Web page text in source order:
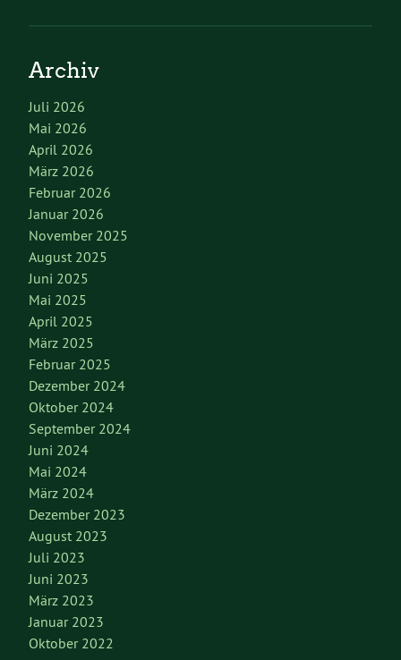
Archiv
Juli 2026
Mai 2026
April 2026
März 2026
Februar 2026
Januar 2026
November 2025
August 2025
Juni 2025
Mai 2025
April 2025
März 2025
Februar 2025
Dezember 2024
Oktober 2024
September 2024
Juni 2024
Mai 2024
März 2024
Dezember 2023
August 2023
Juli 2023
Juni 2023
März 2023
Januar 2023
Oktober 2022